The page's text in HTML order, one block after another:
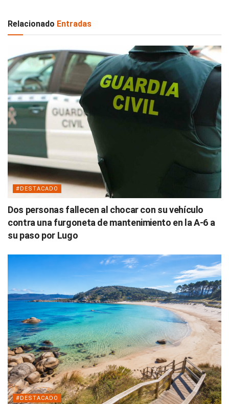
Relacionado Entradas
#DESTACADO
Dos personas fallecen al chocar con su vehículo
contra una furgoneta de mantenimiento en la A-6 a
su paso por Lugo
#DESTACADO